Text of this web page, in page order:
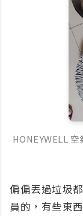
HONEYWELL
偏偏丟過垃圾
員的，有些東